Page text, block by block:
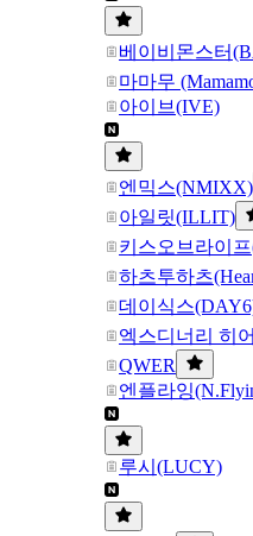
베이비몬스터
마마무
아이브(IVE)
엔믹스(NMIXX)
아일릿(ILLIT)
키스오브라이
하츠투하츠
데이식스
엑스디너리 히
QWER
엔플라잉
루시(LUCY)